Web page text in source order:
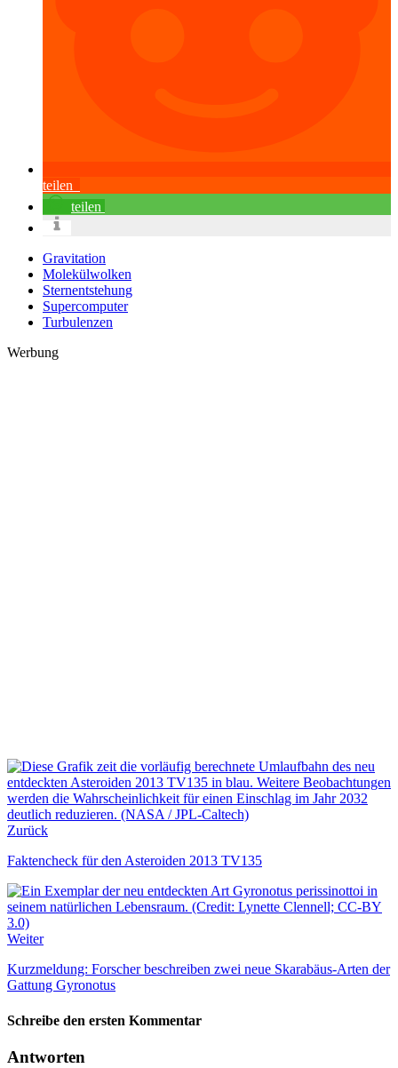
teilen
teilen
Gravitation
Molekülwolken
Sternentstehung
Supercomputer
Turbulenzen
Werbung
Zurück
Faktencheck für den Asteroiden 2013 TV135
Weiter
Kurzmeldung: Forscher beschreiben zwei neue Skarabäus-Arten der
Gattung Gyronotus
Schreibe den ersten Kommentar
Antworten